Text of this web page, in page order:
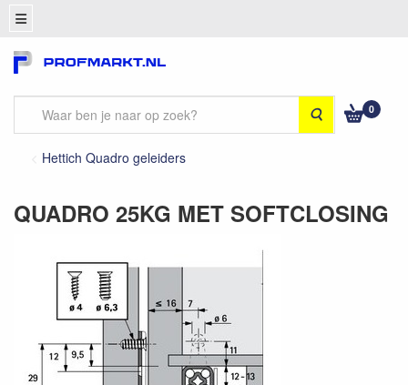
Zoeken 0
Hettich Quadro geleiders
QUADRO 25KG MET SOFTCLOSING